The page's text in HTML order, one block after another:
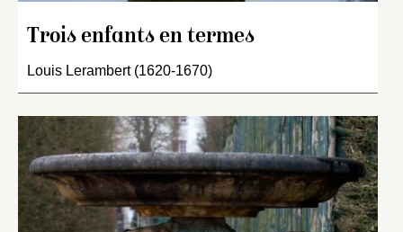
Trois enfants en termes
Louis Lerambert (1620-1670)